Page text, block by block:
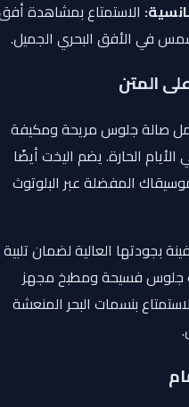
الاستمتاع بمشاهدة أفق
في الأفق البحري الجميل.
المتن
صالة جلوس مريحة ومكيفة
الحارة. يضم اليخت أيضًا
المفضلة عبر البلوتوث
بجودتها العالية لضمان تلبية
جلوس فسيحة ومطبخ مجهز
بنسمات البحر المنعشة